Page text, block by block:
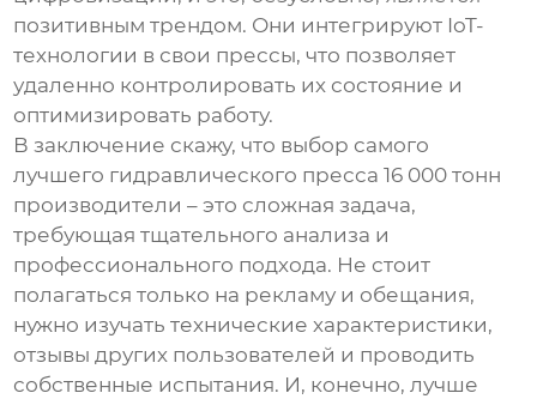
позитивным трендом. Они интегрируют IoT-
технологии в свои прессы, что позволяет
удаленно контролировать их состояние и
оптимизировать работу.
В заключение скажу, что выбор самого
лучшего гидравлического пресса 16 000 тонн
производители – это сложная задача,
требующая тщательного анализа и
профессионального подхода. Не стоит
полагаться только на рекламу и обещания,
нужно изучать технические характеристики,
отзывы других пользователей и проводить
собственные испытания. И, конечно, лучше